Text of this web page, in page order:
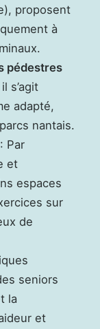
proposent
à
pédestres
s’agit
adapté,
nantais.
: Par
et
espaces
sur
de
seniors
la
et